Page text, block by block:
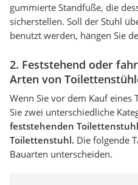
gummierte Standfüße, die
sicherstellen. Soll der Stuhl
benutzt werden, hängen Sie
2. Feststehend oder
Arten von
Wenn Sie vor dem Kauf eines
Sie zwei unterschiedliche
feststehenden
Toilettenstuhl. Die folgende
Bauarten unterscheiden.